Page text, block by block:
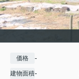
価格 -
建物面積-